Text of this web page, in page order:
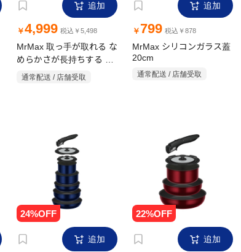
追加
￥4,999 税込￥5,498
MrMax 取っ手が取れる な
めらかさが長持ちする フ
IH・ガス火対応
通常配送 / 店舗受取
追加
￥ 799 税込￥878
MrMax シリコンガラス蓋
20cm
通常配送 / 店舗受取
追加 追加